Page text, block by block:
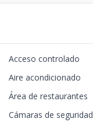
Acceso controlado
Aire acondicionado
Área de restaurantes
Cámaras de seguridad